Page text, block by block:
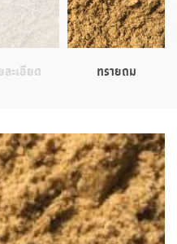
ละเอียด ทรายถม